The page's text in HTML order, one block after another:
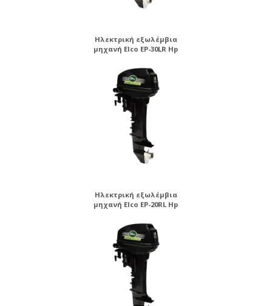
Ηλεκτρική εξωλέμβια
μηχανή Elco EP-30LR Hp
Ηλεκτρική εξωλέμβια
μηχανή Elco EP-20RL Hp